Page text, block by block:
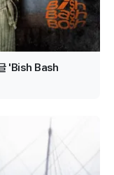
'Bish Bash